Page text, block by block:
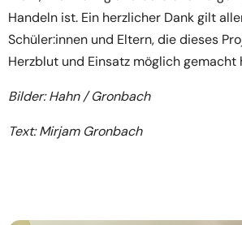
Handeln ist. Ein herzlicher Dank gilt
Schüler:innen und Eltern, die dieses
Herzblut und Einsatz möglich gemacht
Bilder: Hahn / Gronbach
Text: Mirjam Gronbach